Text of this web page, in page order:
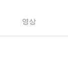
영상